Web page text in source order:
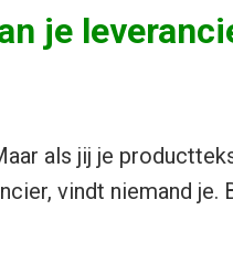
je
als jij je
vindt niemand je.